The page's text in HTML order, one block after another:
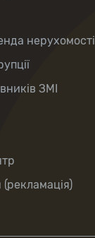
нерухомості
ЗМІ